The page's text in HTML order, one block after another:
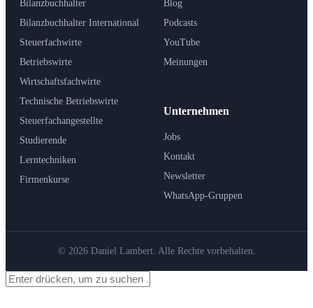
Bilanzbuchhalter
Bilanzbuchhalter International
Steuerfachwirte
Betriebswirte
Wirtschaftsfachwirte
Technische Betriebswirte
Steuerfachangestellte
Studierende
Lerntechniken
Firmenkurse
Blog
Podcasts
YouTube
Meinungen
Unternehmen
Jobs
Kontakt
Newsletter
WhatsApp-Gruppen
© 2026 Daniel Lambert. Alle Rechte vorbehalten.